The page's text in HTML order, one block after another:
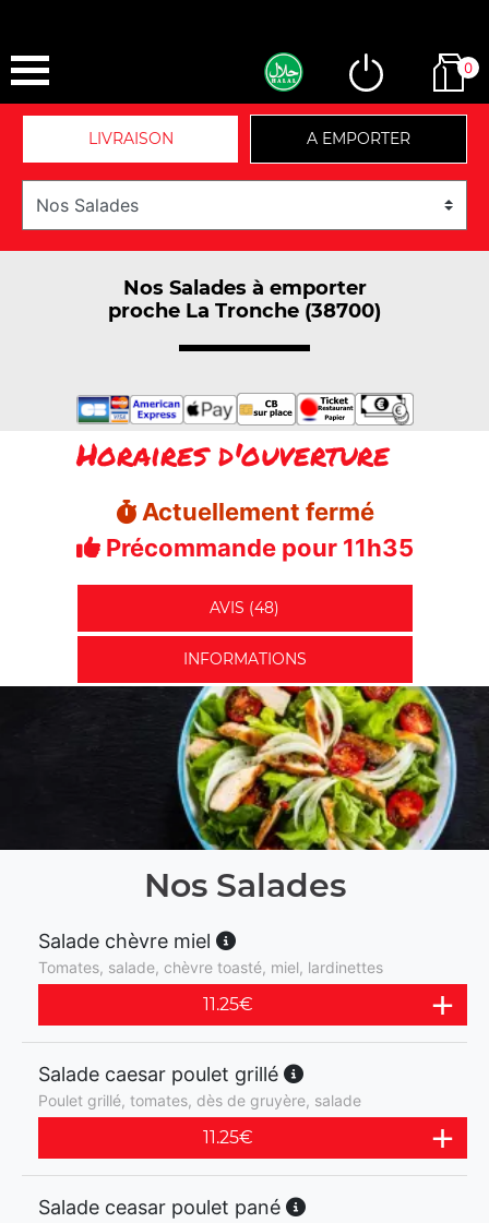
0
LIVRAISON A EMPORTER
Nos Salades à emporter
proche La Tronche (38700)
Horaires d'ouverture
Actuellement fermé
Précommande pour 11h35
AVIS (48)
INFORMATIONS
Nos Salades
Salade chèvre miel
Tomates, salade, chèvre toasté, miel, lardinettes
11.25€
Salade caesar poulet grillé
Poulet grillé, tomates, dès de gruyère, salade
11.25€
Salade ceasar poulet pané